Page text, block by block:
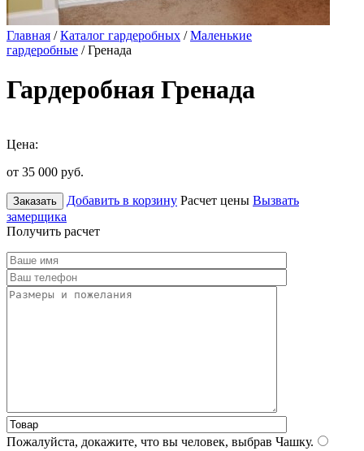
Главная /Каталог гардеробных /Маленькие
гардеробные / Гренада
Гардеробная Гренада
Цена:
от 35 000 руб.
Заказать Добавить в корзину Расчет цены Вызвать
замерщика
Получить расчет
Пожалуйста, докажите, что вы человек, выбрав Чашку.